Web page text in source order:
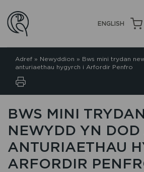
ENGLISH
Adref » Newyddion » Bws mini trydan
anturiaethau hygyrch i Arfordir Penfro
BWS MINI TRYDAN
NEWYDD YN DOD
ANTURIAETHAU
ARFORDIR